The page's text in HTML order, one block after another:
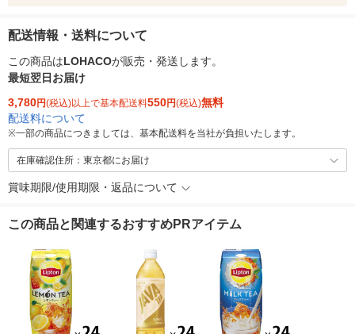
配送情報・送料について
この商品はLOHACOが販売・発送します。
最短翌日お届け
3,780円(税込)以上で基本配送料550円(税込)無料
配送料について
※一部の商品につきましては、基本配送料を当社が負担いたします。
在庫確認住所：東京都にお届け
賞味期限/使用期限・返品について
この商品と関連するおすすめPRアイテム